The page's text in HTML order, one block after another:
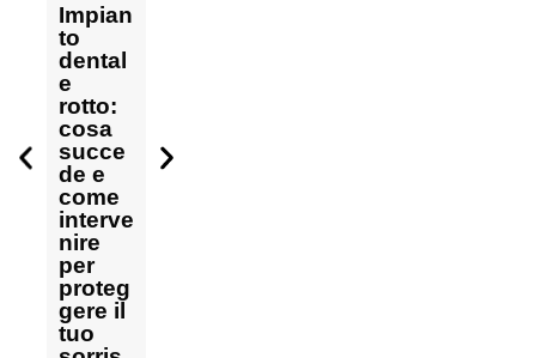
Impian
to
dental
e
rotto:
cosa
succe
de e
come
interve
nire
per
proteg
gere il
tuo
ti
dentali